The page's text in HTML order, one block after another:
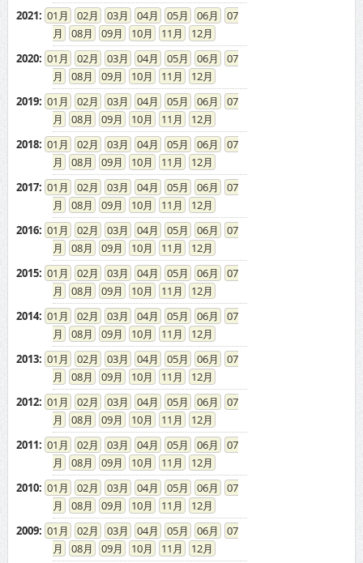
08
09 10 11
12
01 02 03 04 05 06
08
09 10 11
12
01 02 03 04 05 06
08
09 10 11
12
01 02 03 04 05 06
08
09 10 11
12
01 02 03 04 05 06
08
09 10 11
12
01 02 03 04 05 06
08
09 10 11
12
01 02 03 04 05 06
08
09 10 11
12
01 02 03 04 05 06
08
09 10 11
12
01 02 03 04 05 06
08
09 10 11
12
01 02 03 04 05 06
08
09 10 11
12
01 02 03 04 05 06
08
09 10 11
12
01 02 03 04 05 06
08
09 10 11
12
01 02 03 04 05 06
08
09 10 11
12
01 02 03 04 05 06